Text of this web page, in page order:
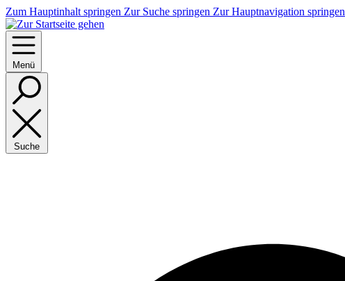
Zum Hauptinhalt springen Zur Suche springen Zur Hauptnavigation springen
Menü
Suche